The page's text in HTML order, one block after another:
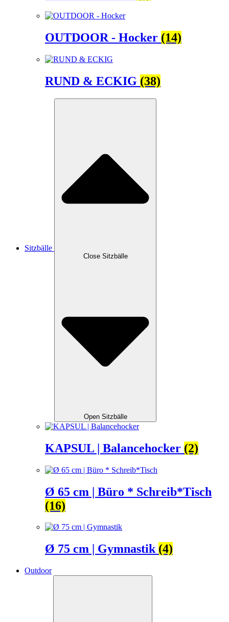
OUTDOOR - Hocker (14)
RUND & ECKIG (38)
Sitzbälle
Close Sitzbälle
Open Sitzbälle
KAPSUL | Balancehocker (2)
Ø 65 cm | Büro * Schreib*Tisch
(16)
Ø 75 cm | Gymnastik (4)
Outdoor